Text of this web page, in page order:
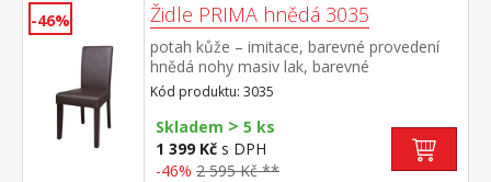
-46% Židle PRIMA hnědá 3035
potah kůže – imitace, barevné provedení
hnědá nohy masiv lak, barevné
provedení tmavě hnědá výška sedu 47 cm,
doporučená nosnost do 120 kg
Kód produktu: 3035
Skladem > 5 ks
1 399 Kč s DPH
-46% 2 595 Kč **